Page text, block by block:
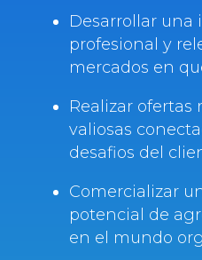
Desarrollar una
profesional y
mercados en
Realizar ofertas
valiosas
desafios del
Comercializar
potencial de
en el mundo